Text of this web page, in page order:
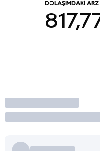
DOLAŞIMDAKI ARZ
İşlem Yap